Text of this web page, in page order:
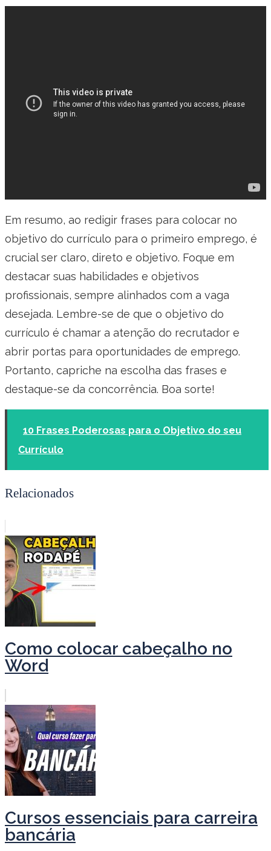
Em resumo, ao redigir frases para colocar no
objetivo do currículo para o primeiro emprego, é
crucial ser claro, direto e objetivo. Foque em
destacar suas habilidades e objetivos
profissionais, sempre alinhados com a vaga
desejada. Lembre-se de que o objetivo do
currículo é chamar a atenção do recrutador e
abrir portas para oportunidades de emprego.
Portanto, capriche na escolha das frases e
destaque-se da concorrência. Boa sorte!
10 Frases Poderosas para o Objetivo do seu
Currículo
Relacionados
Como colocar cabeçalho no
Word
Cursos essenciais para carreira
bancária